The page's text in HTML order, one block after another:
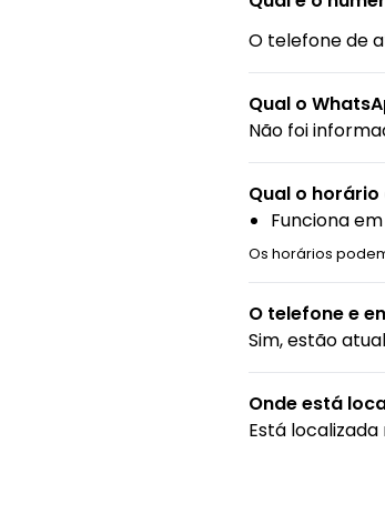
O telefone de
Qual o
Não foi
Qual o
Funciona
Os horários
O telefone e
Sim, estão
Onde está
Está localizada